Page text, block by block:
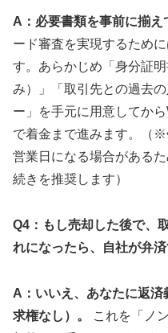
A：必要書類を事前に揃え
ード審査を実現するため
す。あらかじめ「身分証
み）」「取引先との過去
ー」を手元に用意してか
で着金まで進みます。（
営業日になる場合がある
続きを推奨します）
Q4：もし売却した後で、
れになったら、自社が弁
A：いいえ、あなたに返
求権なし）。
これを「ノ